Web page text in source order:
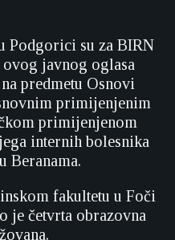
Podgorici su za BIRN
javnog oglasa
predmetu Osnovi
primijenjenim
primijenjenom
internih bolesnika
Beranama.
fakultetu u Foči
je četvrta obrazovna